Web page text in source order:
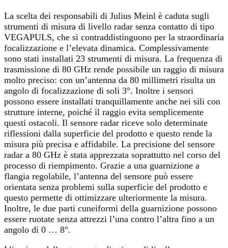
La scelta dei responsabili di Julius Meinl è caduta sugli
strumenti di misura di livello radar senza contatto di tipo
VEGAPULS, che si contraddistinguono per la straordinaria
focalizzazione e l’elevata dinamica. Complessivamente
sono stati installati 23 strumenti di misura. La frequenza di
trasmissione di 80 GHz rende possibile un raggio di misura
molto preciso: con un’antenna da 80 millimetri risulta un
angolo di focalizzazione di soli 3°. Inoltre i sensori
possono essere installati tranquillamente anche nei sili con
strutture interne, poiché il raggio evita semplicemente
questi ostacoli. Il sensore radar riceve solo determinate
riflessioni dalla superficie del prodotto e questo rende la
misura più precisa e affidabile. La precisione del sensore
radar a 80 GHz è stata apprezzata soprattutto nel corso del
processo di riempimento. Grazie a una guarnizione a
flangia regolabile, l’antenna del sensore può essere
orientata senza problemi sulla superficie del prodotto e
questo permette di ottimizzare ulteriormente la misura.
Inoltre, le due parti cuneiformi della guarnizione possono
essere ruotate senza attrezzi l’una contro l’altra fino a un
angolo di 0 … 8°.